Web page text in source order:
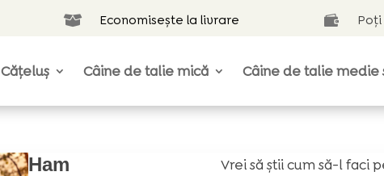
 Economisește la livrare  Poți
Cățeluș Câine de talie mică Câine de talie medie
Ham
Vrei să știi cum să-l faci